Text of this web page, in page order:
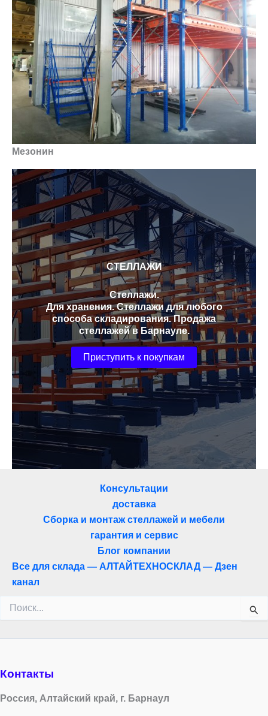
Мезонин
СТЕЛЛАЖИ
Стеллажи.
Для хранения. Стеллажи для любого
способа складирования. Продажа
стеллажей в Барнауле.
Приступить к покупкам
Консультации
доставка
Сборка и монтаж стеллажей и мебели
гарантия и сервис
Блог компании
Все для склада — АЛТАЙТЕХНОСКЛАД — Дзен
канал
Контакты
Россия, Алтайский край, г. Барнаул